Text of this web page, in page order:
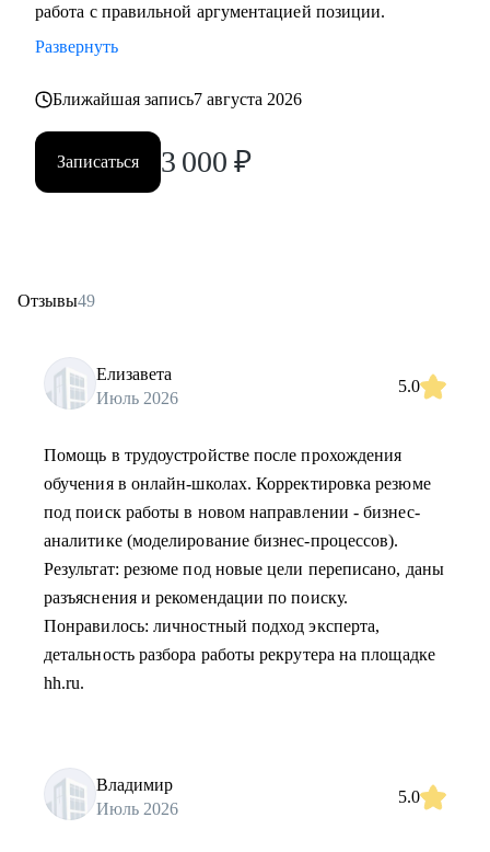
работа с правильной аргументацией позиции.
Развернуть
Ближайшая запись7 августа 2026
Записаться 3 000 ₽
Отзывы49
Елизавета
Июль 2026
5.0
Помощь в трудоустройстве после прохождения
обучения в онлайн-школах. Корректировка резюме
под поиск работы в новом направлении - бизнес-
аналитике (моделирование бизнес-процессов).
Результат: резюме под новые цели переписано, даны
разъяснения и рекомендации по поиску.
Понравилось: личностный подход эксперта,
детальность разбора работы рекрутера на площадке
hh.ru.
Владимир
Июль 2026
5.0